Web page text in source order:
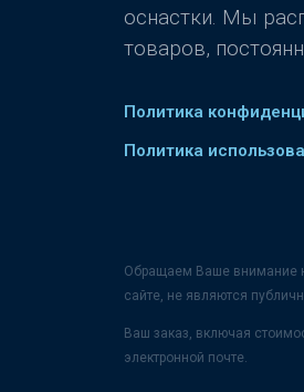
оснастки. Мы
товаров,
Политика
Политика
Обращаем Ваше внимание
сайте, не являются
Ваш заказ, включая
электронной почте.